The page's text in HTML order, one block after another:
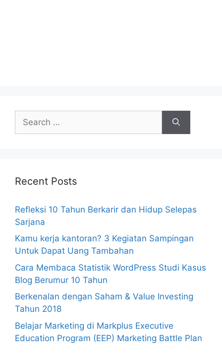
for:
Recent Posts
Refleksi 10 Tahun Berkarir dan Hidup Selepas
Sarjana
Kamu kerja kantoran? 3 Kegiatan Sampingan
Untuk Dapat Uang Tambahan
Cara Membaca Statistik WordPress Studi Kasus
Blog Berumur 10 Tahun
Berkenalan dengan Saham & Value Investing
Tahun 2018
Belajar Marketing di Markplus Executive
Education Program (EEP) Marketing Battle Plan